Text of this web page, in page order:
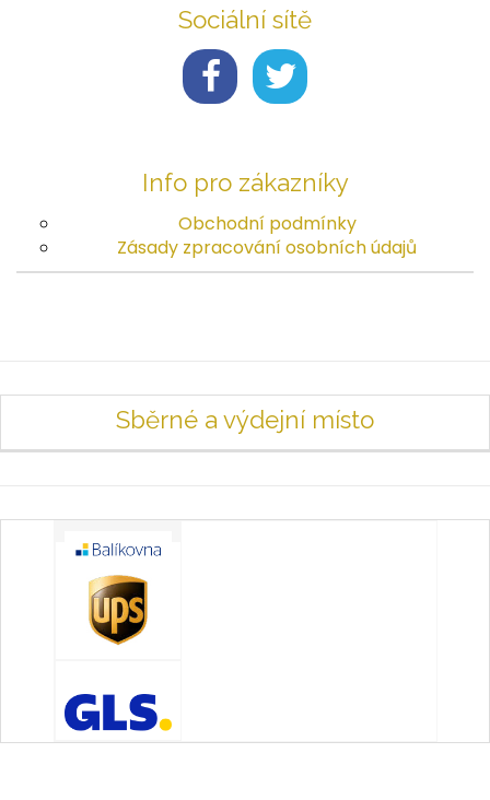
Sociální sítě
Info pro zákazníky
Obchodní podmínky
Zásady zpracování osobních údajů
Sběrné a výdejní místo